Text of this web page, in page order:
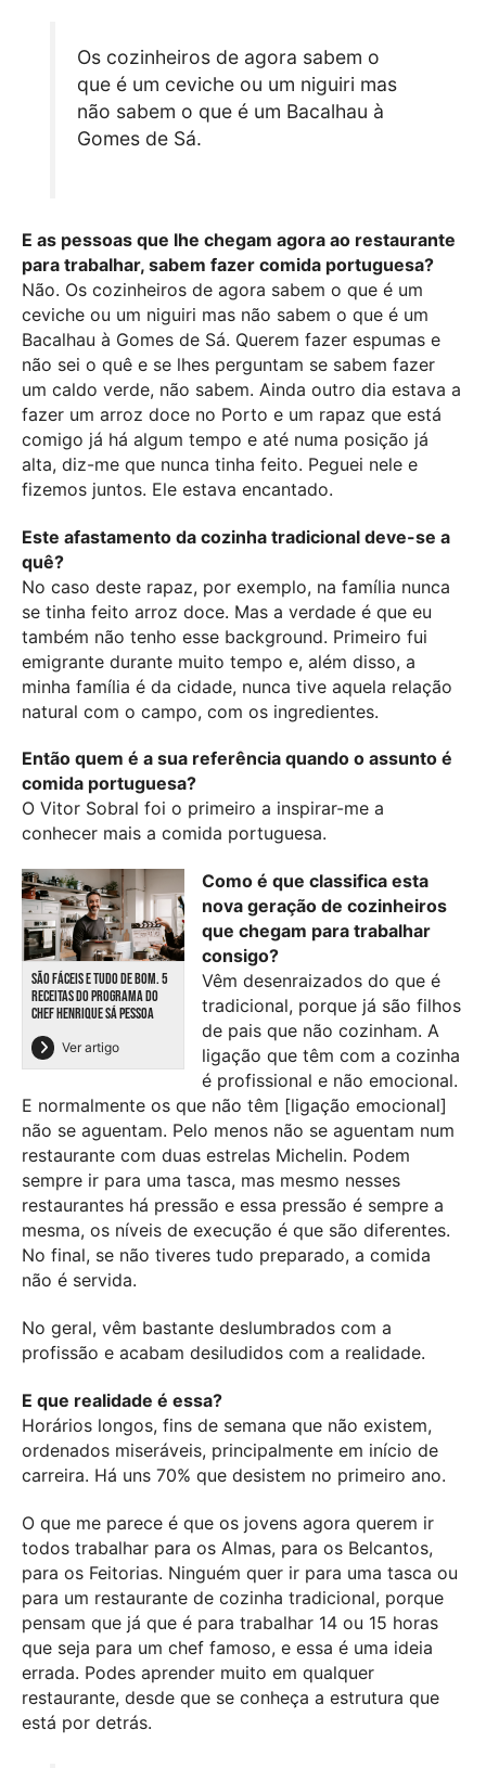
Os cozinheiros de agora sabem o
que é um ceviche ou um niguiri mas
não sabem o que é um Bacalhau à
Gomes de Sá.
E as pessoas que lhe chegam agora ao restaurante
para trabalhar, sabem fazer comida portuguesa?
Não. Os cozinheiros de agora sabem o que é um
ceviche ou um niguiri mas não sabem o que é um
Bacalhau à Gomes de Sá. Querem fazer espumas e
não sei o quê e se lhes perguntam se sabem fazer
um caldo verde, não sabem. Ainda outro dia estava a
fazer um arroz doce no Porto e um rapaz que está
comigo já há algum tempo e até numa posição já
alta, diz-me que nunca tinha feito. Peguei nele e
fizemos juntos. Ele estava encantado.
Este afastamento da cozinha tradicional deve-se a
quê?
No caso deste rapaz, por exemplo, na família nunca
se tinha feito arroz doce. Mas a verdade é que eu
também não tenho esse background. Primeiro fui
emigrante durante muito tempo e, além disso, a
minha família é da cidade, nunca tive aquela relação
natural com o campo, com os ingredientes.
Então quem é a sua referência quando o assunto é
comida portuguesa?
O Vitor Sobral foi o primeiro a inspirar-me a
conhecer mais a comida portuguesa.
SÃO FÁCEIS E TUDO DE BOM. 5
RECEITAS DO PROGRAMA DO
CHEF HENRIQUE SÁ PESSOA
Ver artigo
Como é que classifica esta
nova geração de cozinheiros
que chegam para trabalhar
consigo?
Vêm desenraizados do que é
tradicional, porque já são filhos
de pais que não cozinham. A
ligação que têm com a cozinha
é profissional e não emocional.
E normalmente os que não têm [ligação emocional]
não se aguentam. Pelo menos não se aguentam num
restaurante com duas estrelas Michelin. Podem
sempre ir para uma tasca, mas mesmo nesses
restaurantes há pressão e essa pressão é sempre a
mesma, os níveis de execução é que são diferentes.
No final, se não tiveres tudo preparado, a comida
não é servida.
No geral, vêm bastante deslumbrados com a
profissão e acabam desiludidos com a realidade.
E que realidade é essa?
Horários longos, fins de semana que não existem,
ordenados miseráveis, principalmente em início de
carreira. Há uns 70% que desistem no primeiro ano.
O que me parece é que os jovens agora querem ir
todos trabalhar para os Almas, para os Belcantos,
para os Feitorias. Ninguém quer ir para uma tasca ou
para um restaurante de cozinha tradicional, porque
pensam que já que é para trabalhar 14 ou 15 horas
que seja para um chef famoso, e essa é uma ideia
errada. Podes aprender muito em qualquer
restaurante, desde que se conheça a estrutura que
está por detrás.